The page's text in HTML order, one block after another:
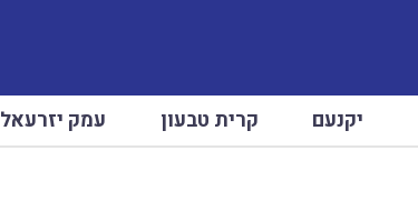
יקנעם קרית טבעון עמק יזרעאל